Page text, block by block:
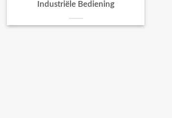
Industriële Bediening